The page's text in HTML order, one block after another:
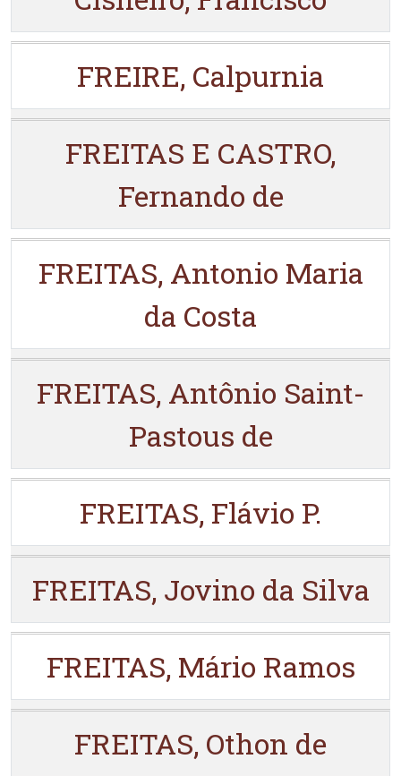
FREIRE, Calpurnia
FREITAS E CASTRO,
Fernando de
FREITAS, Antonio Maria
da Costa
FREITAS, Antônio Saint-
Pastous de
FREITAS, Flávio P.
FREITAS, Jovino da Silva
FREITAS, Mário Ramos
FREITAS, Othon de